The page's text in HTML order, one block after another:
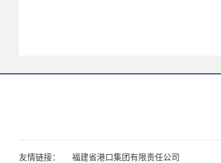
友情链接： 福建省港口集团有限责任公司